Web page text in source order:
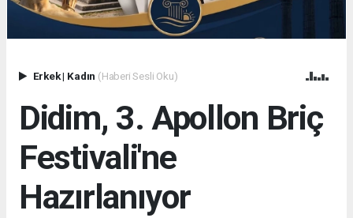
Erkek| Kadın (Haberi Sesli Oku)
Didim, 3. Apollon Briç
Festivali'ne
Hazırlanıyor